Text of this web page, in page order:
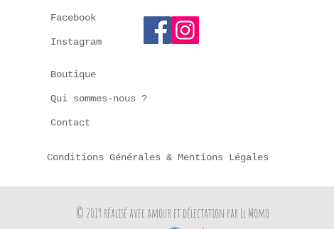
Facebook
Instagram
Boutique
Qui sommes-nous ?
Contact
Conditions Générales & Mentions Légales
© 2019 réalisé avec amour et délectation par El Momo